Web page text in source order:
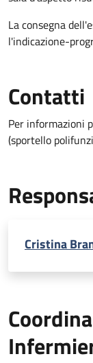
La consegna
l'indicazione-
Contatti
Per informazioni
(sportello
Cristina